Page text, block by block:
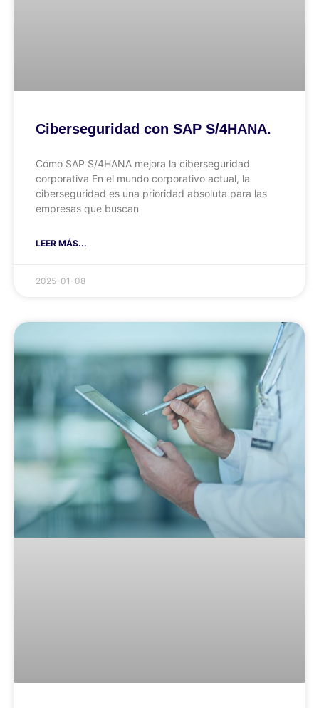
Ciberseguridad con SAP S/4HANA.
Cómo SAP S/4HANA mejora la ciberseguridad
corporativa En el mundo corporativo actual, la
ciberseguridad es una prioridad absoluta para las
empresas que buscan
LEER MÁS...
2025-01-08